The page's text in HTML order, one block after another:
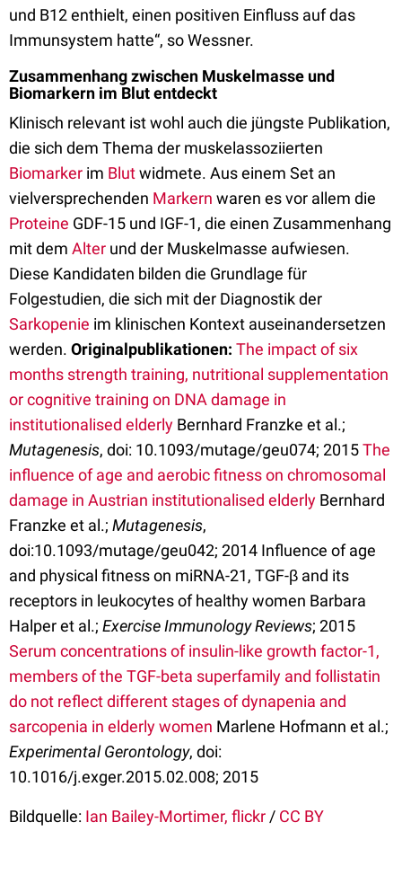
und B12 enthielt, einen positiven Einfluss auf das
Immunsystem hatte“, so Wessner.
Zusammenhang zwischen Muskelmasse und
Biomarkern im Blut entdeckt
Klinisch relevant ist wohl auch die jüngste Publikation,
die sich dem Thema der muskelassoziierten
Biomarker im Blutwidmete. Aus einem Set an
vielversprechenden Markern waren es vor allem die
Proteine GDF-15 und IGF-1, die einen Zusammenhang
mit dem Alter und der Muskelmasse aufwiesen.
Diese Kandidaten bilden die Grundlage für
Folgestudien, die sich mit der Diagnostik der
Sarkopenie im klinischen Kontext auseinandersetzen
werden. Originalpublikationen: The impact of six
months strength training, nutritional supplementation
or cognitive training on DNA damage in
institutionalised elderly Bernhard Franzke et al.;
Mutagenesis, doi: 10.1093/mutage/geu074; 2015The
influence of age and aerobic fitness on chromosomal
damage in Austrian institutionalised elderly Bernhard
Franzke et al.; Mutagenesis,
doi:10.1093/mutage/geu042; 2014 Influence of age
and physical fitness on miRNA-21, TGF-β and its
receptors in leukocytes of healthy women Barbara
Halper et al.; Exercise Immunology Reviews; 2015
Serum concentrations of insulin-like growth factor-1,
members of the TGF-beta superfamily and follistatin
do not reflect different stages of dynapenia and
sarcopenia in elderly women Marlene Hofmann et al.;
Experimental Gerontology, doi:
10.1016/j.exger.2015.02.008; 2015
Bildquelle: Ian Bailey-Mortimer, flickr / CC BY